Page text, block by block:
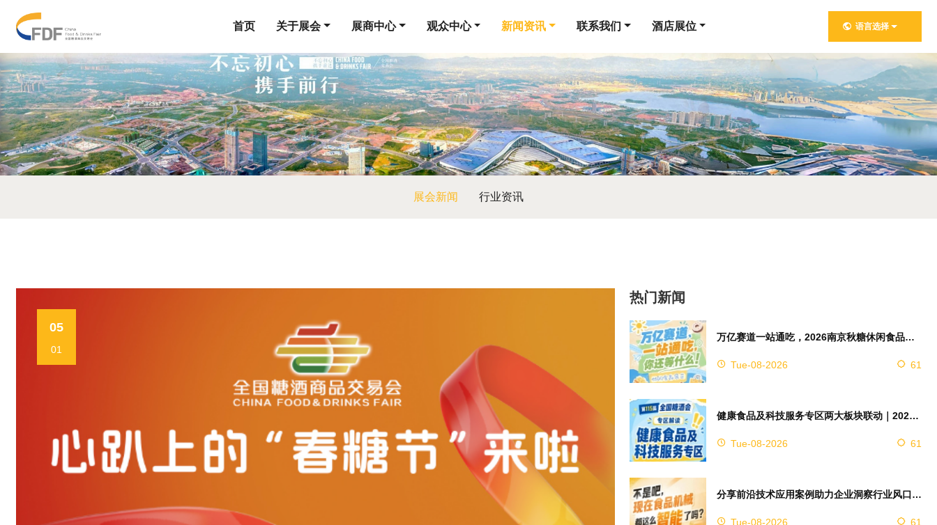
首页 关于展会 展商中心 观众中心 新闻资讯 联系我们 酒店展位 语言选择
展会新闻 行业资讯
05
01
热门新闻
万亿赛道一站通吃，2026南京秋糖休闲食品展区4万㎡超大展馆等你来占位
Tue-08-2026 61
健康食品及科技服务专区两大板块联动｜2026南京秋糖实现双向赋能助力企业对接技术资源
Tue-08-2026 61
分享前沿技术应用案例助力企业洞察行业风口，2026南京秋糖9号馆赋能创新
Tue-08-2026 61